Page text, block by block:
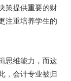
策提供重要的财
注重培养学生的
思维能力，而这
，会计专业被归